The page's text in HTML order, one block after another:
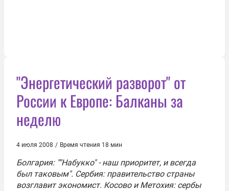
"Энергетический разворот" от
России к Европе: Балканы за
неделю
4 июля 2008 / Время чтения 18 мин
Болгария: ""Набукко" - наш приоритет, и всегда
был таковым". Сербия: правительство страны
возглавит экономист. Косово и Метохия: сербы